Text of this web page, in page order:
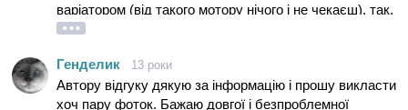
варіатором (від такого мотору нічого і не чекаєш), так,
салон простенький, АЛЕ такої м"якої і водночас
Посадка водія дуже зручна (крісло класне), огляд
шикарний (можна порівняти з "командирською
посадкою" у ЛР Фрілендері). В живу передок машини
Генделик 13 роки
Автору відгуку дякую за інформацію і прошу викласти
хоч пару фоток. Бажаю довгої і безпроблемної